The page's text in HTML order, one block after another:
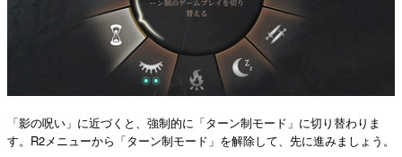
「影の呪い」に近づくと、強制的に「ターン制モード」に切り替わりま
す。R2メニューから「ターン制モード」を解除して、先に進みましょう。